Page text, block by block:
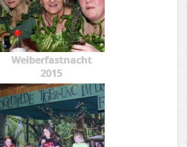
Weiberfastnacht
2015